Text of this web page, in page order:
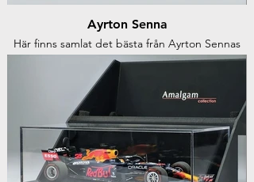
Ayrton Senna
Här finns samlat det bästa från Ayrton Sennas
racingkarriär